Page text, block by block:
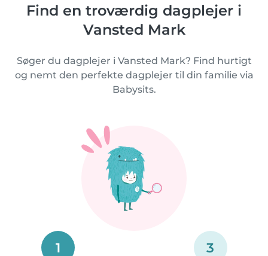
Find en troværdig dagplejer i
Vansted Mark
Søger du dagplejer i Vansted Mark? Find hurtigt
og nemt den perfekte dagplejer til din familie via
Babysits.
1 3